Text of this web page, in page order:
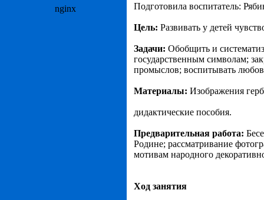
Подготовила воспитатель:
Цель: Развивать у детей
Задачи: Обобщить и
государственным символам;
промыслов; воспитывать
Материалы: Изображения
дидактические пособия.
Предварительная работа:
Родине; рассматривание
мотивам народного
Ход занятия